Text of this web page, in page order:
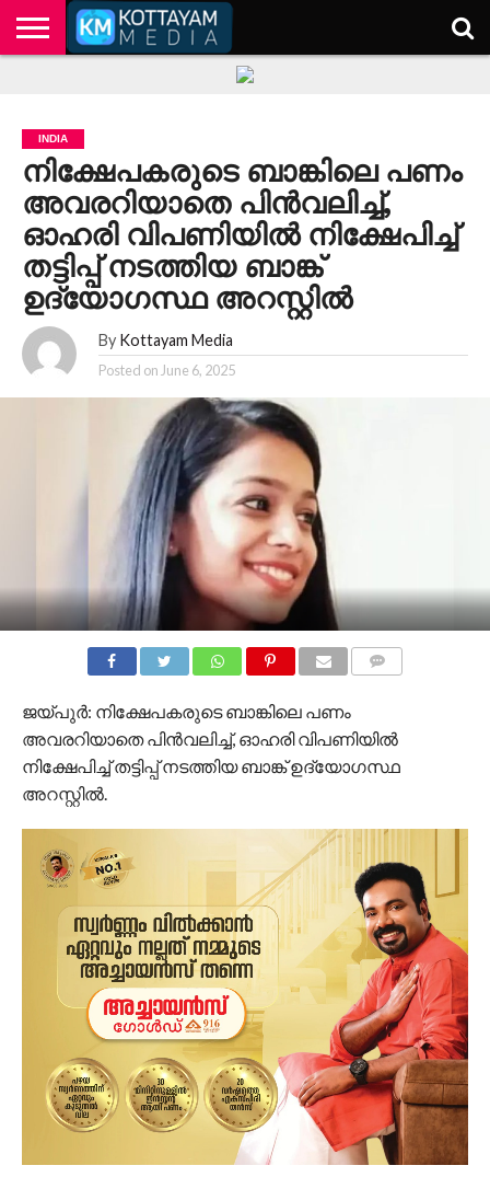
INDIA
നിക്ഷേപകരുടെ ബാങ്കിലെ പണം
അവരറിയാതെ പിൻവലിച്ച്,
ഓഹരി വിപണിയിൽ നിക്ഷേപിച്ച്
തട്ടിപ്പ് നടത്തിയ ബാങ്ക്
ഉദ്യോഗസ്ഥ അറസ്റ്റിൽ
By Kottayam Media
Posted on June 6, 2025
ജയ്പുർ: നിക്ഷേപകരുടെ ബാങ്കിലെ പണം
അവരറിയാതെ പിൻവലിച്ച്, ഓഹരി വിപണിയിൽ
നിക്ഷേപിച്ച് തട്ടിപ്പ് നടത്തിയ ബാങ്ക് ഉദ്യോഗസ്ഥ
അറസ്റ്റിൽ.